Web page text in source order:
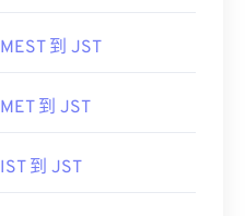
MEST 到 JST
MET 到 JST
IST 到 JST